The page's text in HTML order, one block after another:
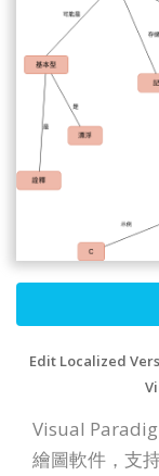
Edit Localized
Visual
繪圖軟件，支